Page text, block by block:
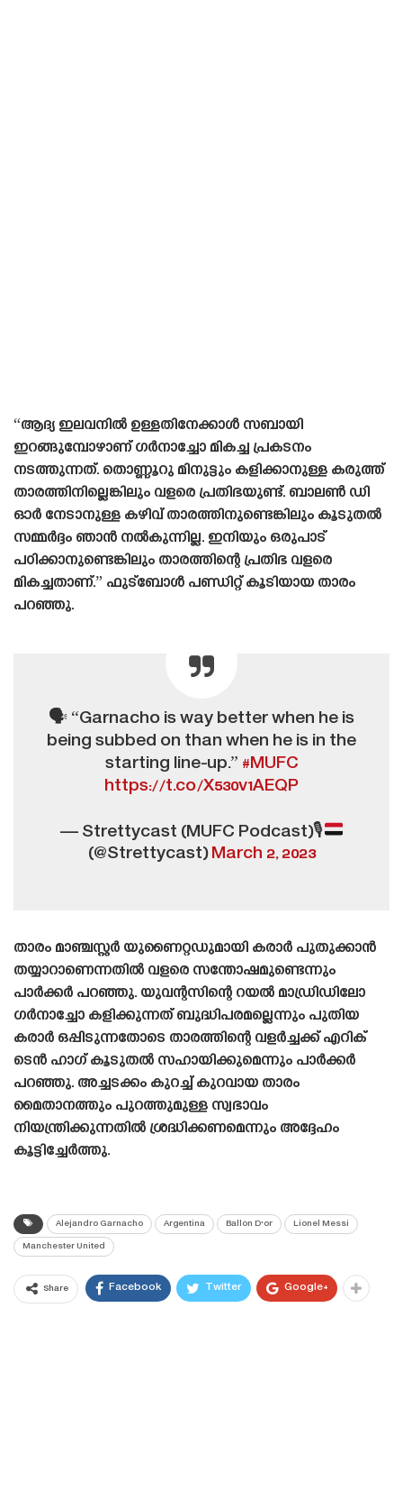
“ആദ്യ ഇലവനിൽ ഉള്ളതിനേക്കാൾ സബായി
ഇറങ്ങുമ്പോഴാണ് ഗർനാച്ചോ മികച്ച പ്രകടനം
നടത്തുന്നത്. തൊണ്ണൂറു മിനുട്ടും കളിക്കാനുള്ള കരുത്ത്
താരത്തിനില്ലെങ്കിലും വളരെ പ്രതിഭയുണ്ട്. ബാലൺ ഡി
ഓർ നേടാനുള്ള കഴിവ് താരത്തിനുണ്ടെങ്കിലും കൂടുതൽ
സമ്മർദ്ദം ഞാൻ നൽകുന്നില്ല. ഇനിയും ഒരുപാട്
പഠിക്കാനുണ്ടെങ്കിലും താരത്തിന്റെ പ്രതിഭ വളരെ
മികച്ചതാണ്.” ഫുട്ബോൾ പണ്ഡിറ്റ് കൂടിയായ താരം
പറഞ്ഞു.
🗣 “Garnacho is way better when he is
being subbed on than when he is in the
starting line-up.” #MUFC
https://t.co/X530v1AEQP
— Strettycast (MUFC Podcast)🎙
(@Strettycast)March 2, 2023
താരം മാഞ്ചസ്റ്റർ യുണൈറ്റഡുമായി കരാർ പുതുക്കാൻ
തയ്യാറാണെന്നതിൽ വളരെ സന്തോഷമുണ്ടെന്നും
പാർക്കർ പറഞ്ഞു. യുവന്റസിന്റെ റയൽ മാഡ്രിഡിലോ
ഗർനാച്ചോ കളിക്കുന്നത് ബുദ്ധിപരമല്ലെന്നും പുതിയ
കരാർ ഒപ്പിടുന്നതോടെ താരത്തിന്റെ വളർച്ചക്ക് എറിക്
ടെൻ ഹാഗ് കൂടുതൽ സഹായിക്കുമെന്നും പാർക്കർ
പറഞ്ഞു. അച്ചടക്കം കുറച്ച് കുറവായ താരം
മൈതാനത്തും പുറത്തുമുള്ള സ്വഭാവം
നിയന്ത്രിക്കുന്നതിൽ ശ്രദ്ധിക്കണമെന്നും അദ്ദേഹം
കൂട്ടിച്ചേർത്തു.
Alejandro Garnacho Argentina Ballon D'or Lionel Messi
Manchester United
Share Facebook Twitter Google+